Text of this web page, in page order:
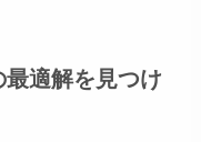
最適解を見つけ